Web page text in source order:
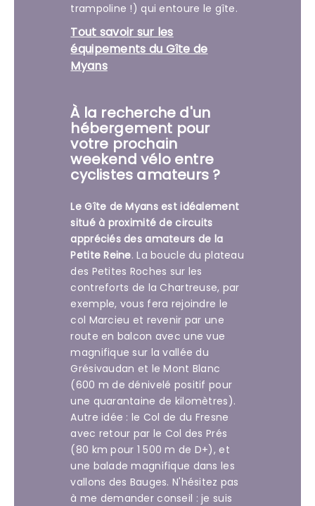
trampoline !) qui entoure le gîte.
Tout savoir sur les
équipements du Gîte de
Myans
À la recherche d'un
hébergement pour
votre prochain
weekend vélo entre
cyclistes amateurs ?
Le Gîte de Myans est idéalement
situé à proximité de circuits
appréciés des amateurs de la
Petite Reine. La boucle du plateau
des Petites Roches sur les
contreforts de la Chartreuse, par
exemple, vous fera rejoindre le
col Marcieu et revenir par une
route en balcon avec une vue
magnifique sur la vallée du
Grésivaudan et le Mont Blanc
(600 m de dénivelé positif pour
une quarantaine de kilomètres).
Autre idée : le Col de du Fresne
avec retour par le Col des Prés
(80 km pour 1 500 m de D+), et
une balade magnifique dans les
vallons des Bauges. N'hésitez pas
à me demander conseil : je suis